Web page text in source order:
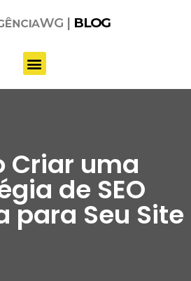
Criar uma
de SEO
para Seu Site